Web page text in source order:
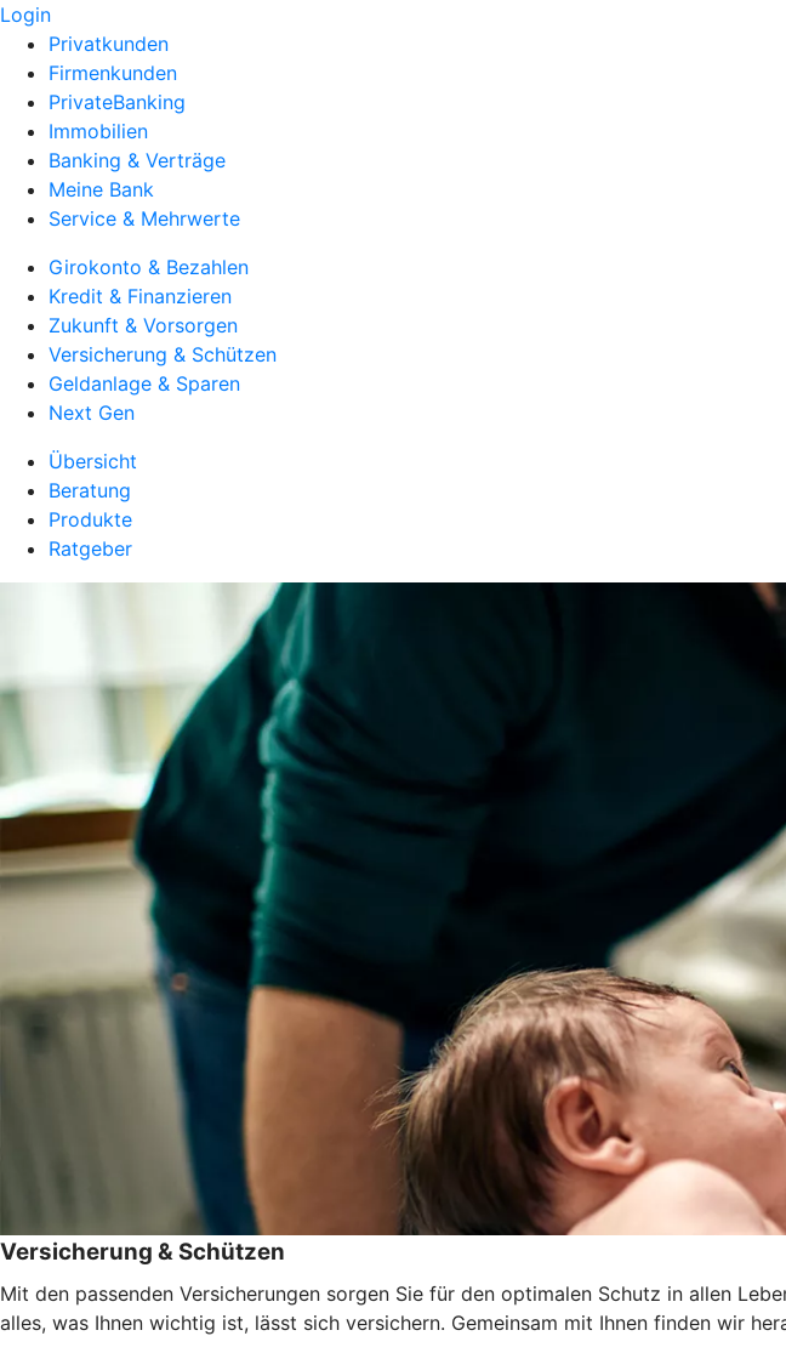
Login
Privatkunden
Firmenkunden
PrivateBanking
Immobilien
Banking & Verträge
Meine Bank
Service & Mehrwerte
Girokonto & Bezahlen
Kredit & Finanzieren
Zukunft & Vorsorgen
Versicherung & Schützen
Geldanlage & Sparen
Next Gen
Übersicht
Beratung
Produkte
Ratgeber
Versicherung & Schützen
Mit den passenden Versicherungen sorgen Sie für den optimalen Schutz in allen
alles, was Ihnen wichtig ist, lässt sich versichern. Gemeinsam mit Ihnen finden wir